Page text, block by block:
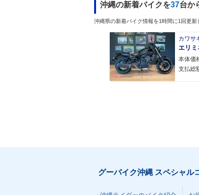
沖縄の新着バイクを37台か
沖縄県の新着バイク情報を1時間に1回更新
カワサ
エリ
本体価
支払総
グーバイク沖縄 スペシャル